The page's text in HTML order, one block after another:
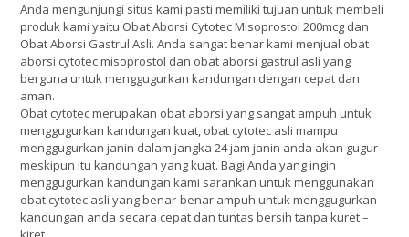
Anda mengunjungi situs kami pasti memiliki tujuan untuk membeli
produk kami yaitu Obat Aborsi Cytotec Misoprostol 200mcg dan
Obat Aborsi Gastrul Asli. Anda sangat benar kami menjual obat
aborsi cytotec misoprostol dan obat aborsi gastrul asli yang
berguna untuk menggugurkan kandungan dengan cepat dan
aman.
Obat cytotec merupakan obat aborsi yang sangat ampuh untuk
menggugurkan kandungan kuat, obat cytotec asli mampu
menggugurkan janin dalam jangka 24 jam janin anda akan gugur
meskipun itu kandungan yang kuat. Bagi Anda yang ingin
menggugurkan kandungan kami sarankan untuk menggunakan
obat cytotec asli yang benar-benar ampuh untuk menggugurkan
kandungan anda secara cepat dan tuntas bersih tanpa kuret –